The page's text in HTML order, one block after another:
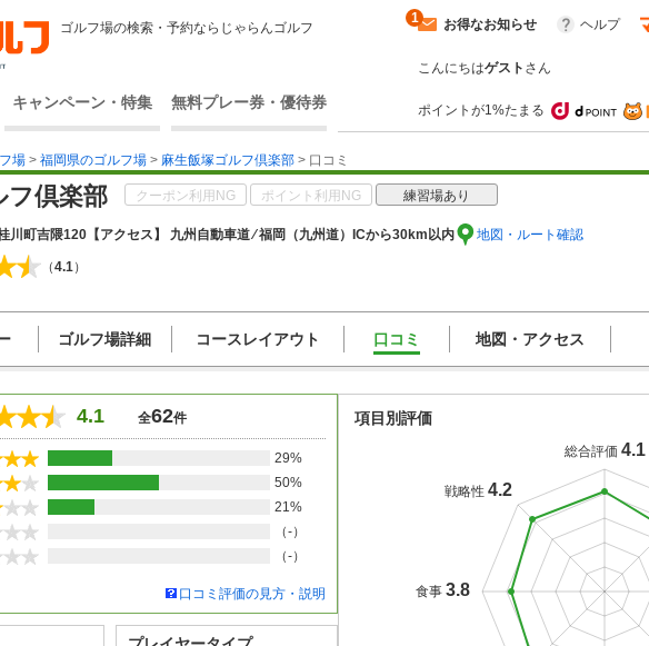
ゴルフ場の検索・予約ならじゃらんゴルフ
キャンペーン・特集 無料プレー券・優待券
お得なお知らせ
1 ヘルプ
こんにちはゲスト さん
ポイントが1%たまる
場 > 福岡県のゴルフ場 > 麻生飯塚ゴルフ倶楽部 > 口コミ
フ倶楽部 クーポン利用NG ポイント利用NG 練習場あり
川町吉隈120 【アクセス】 九州自動車道 ⁄ 福岡（九州道）ICから30km以内 地図・ルート確認
（4.1）
ゴルフ場詳細 コースレイアウト 口コミ 地図・アクセス
4.1 全62件
29%
50%
21%
（-）
（-）
口コミ評価の見方・説明
項目別評価
総合評価 4.1
食事 3.8
戦略性 4.2